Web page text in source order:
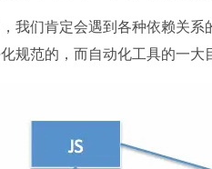
我们肯定会遇到各种依赖关
规范的，而自动化工具的一大